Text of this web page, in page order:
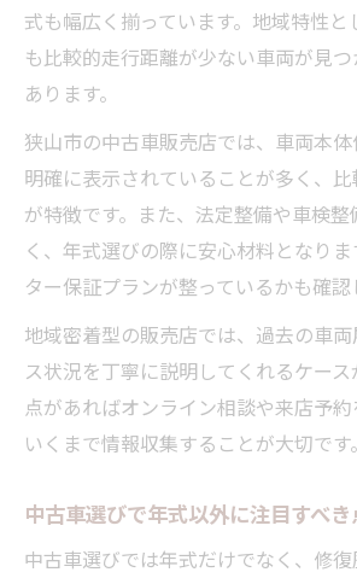
式も幅広く揃っています。地域特性と
も比較的走行距離が少ない車両が見
あります。
狭山市の中古車販売店では、車両本
明確に表示されていることが多く、
が特徴です。また、法定整備や車検
く、年式選びの際に安心材料となり
ター保証プランが整っているかも確認
地域密着型の販売店では、過去の車
ス状況を丁寧に説明してくれるケー
点があればオンライン相談や来店予
いくまで情報収集することが大切です。
中古車選びで年式以外に注目すべき
中古車選びでは年式だけでなく、修